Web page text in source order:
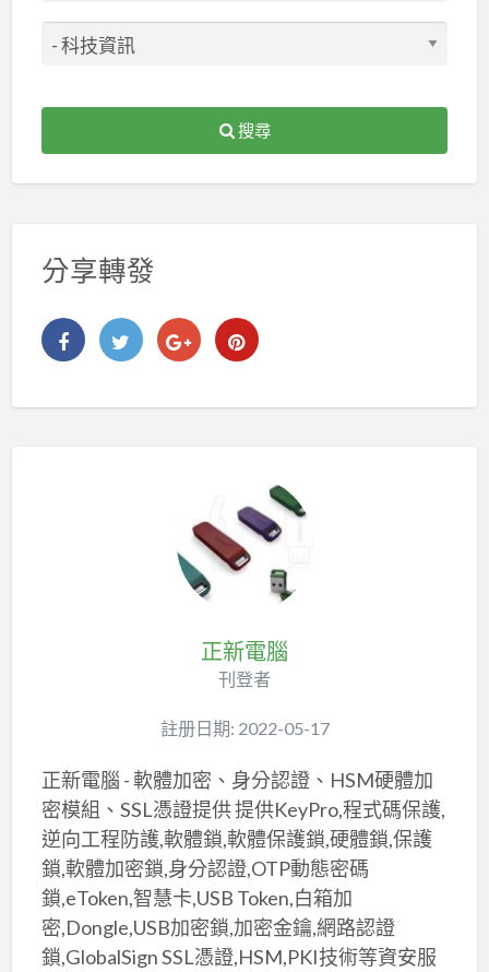
搜尋
分享轉發
正新電腦
刊登者
註册日期: 2022-05-17
正新電腦 - 軟體加密、身分認證、HSM硬體加
密模組、SSL憑證提供 提供KeyPro,程式碼保護,
逆向工程防護,軟體鎖,軟體保護鎖,硬體鎖,保護
鎖,軟體加密鎖,身分認證,OTP動態密碼
鎖,eToken,智慧卡,USB Token,白箱加
密,Dongle,USB加密鎖,加密金鑰,網路認證
鎖,GlobalSign SSL憑證,HSM,PKI技術等資安服